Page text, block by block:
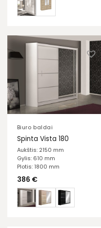
Biuro baldai
Spinta Vista 180
Aukštis: 2150 mm
Gylis: 610 mm
Plotis: 1800 mm
386 €